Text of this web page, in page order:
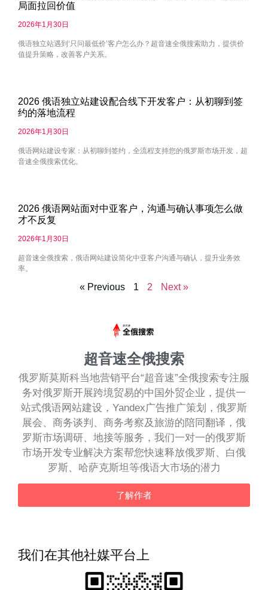
局面拉回价值
2026年1月30日
俄语独立站遇到‘只问最低价’客户怎么办？超音速全俄搜索助力，提供价
值提升策略，改善客户关系。
2026 俄语独立站建设配合线下开发客户：从初聊到签
约的落地流程
2026年1月30日
俄语网站建设专家：从初聊到签约，全流程支持您的俄罗斯市场开发，超
音速全俄搜索优化。
2026 俄语网站面对中亚客户，沟通与确认事项怎么做
才不反复
2026年1月30日
超音速全俄搜索，俄语网站建设简化中亚客户沟通与确认，提升业务效
率。
« Previous 1 2 Next »
超音速全俄搜索
俄罗斯莫斯科当地营销平台“超音速”全俄搜索专注服
务对俄罗斯开展跨境贸易的中国外贸企业，提供一
站式俄语网站建设，Yandex广告推广策划，俄罗斯
展会、商务谈判、商务考察及旅游的陪同翻译，俄
罗斯市场调研、地接等服务，我们一对一的俄罗斯
市场开发专业解决方案帮您快速释放俄罗斯、白俄
罗斯、哈萨克斯坦等俄语大市场的潜力
了解作者
我们在其他社媒平台上